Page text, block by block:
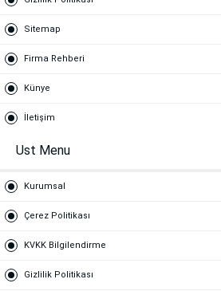
Sitemap
Firma Rehberi
Künye
İletişim
Ust Menu
Kurumsal
Çerez Politikası
KVKK Bilgilendirme
Gizlilik Politikası